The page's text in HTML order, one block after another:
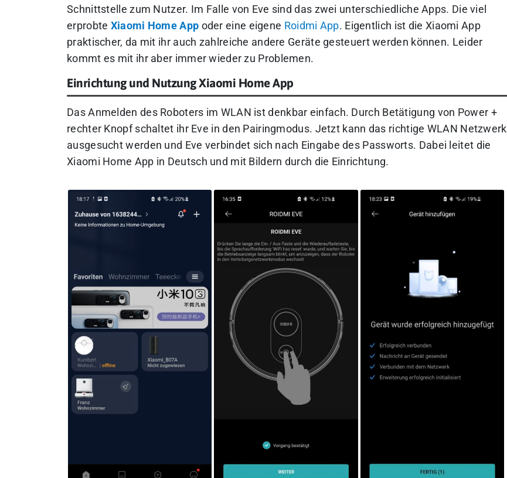
Schnittstelle zum Nutzer. Im Falle von Eve sind das zwei unterschiedliche Apps. Die viel
erprobte Xiaomi Home App oder eine eigene Roidmi App. Eigentlich ist die Xiaomi App
praktischer, da mit ihr auch zahlreiche andere Geräte gesteuert werden können. Leider
kommt es mit ihr aber immer wieder zu Problemen.
Einrichtung und Nutzung Xiaomi Home App
Das Anmelden des Roboters im WLAN ist denkbar einfach. Durch Betätigung von Power +
rechter Knopf schaltet ihr Eve in den Pairingmodus. Jetzt kann das richtige WLAN Netzwerk
ausgesucht werden und Eve verbindet sich nach Eingabe des Passworts. Dabei leitet die
Xiaomi Home App in Deutsch und mit Bildern durch die Einrichtung.